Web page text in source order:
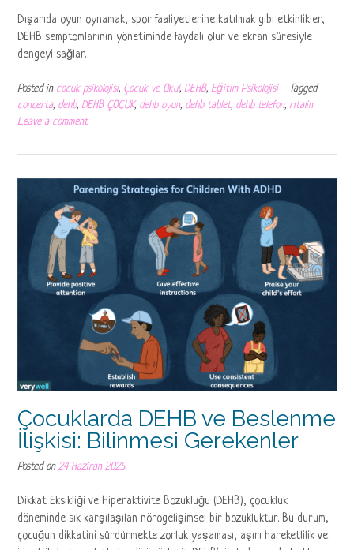
Dışarıda oyun oynamak, spor faaliyetlerine katılmak gibi etkinlikler,
DEHB semptomlarının yönetiminde faydalı olur ve ekran süresiyle
dengeyi sağlar.
Posted in cocuk psikolojisi, Çocuk ve Okul, DEHB, Eğitim Psikolojisi
Tagged
concerta, dehb, DEHB ÇOCUK, dehb oyun, dehb tablet, dehb telefon, ritalin
Leave a comment
Çocuklarda DEHB ve Beslenme
İlişkisi: Bilinmesi Gerekenler
Posted on 24 Haziran 2025
Dikkat Eksikliği ve Hiperaktivite Bozukluğu (DEHB), çocukluk
döneminde sık karşılaşılan nörogelişimsel bir bozukluktur. Bu durum,
çocuğun dikkatini sürdürmekte zorluk yaşaması, aşırı hareketlilik ve